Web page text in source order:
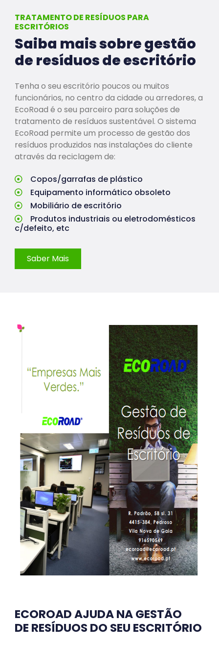
TRATAMENTO DE RESÍDUOS PARA
ESCRITÓRIOS
Saiba mais sobre gestão
de resíduos de escritório
Tenha o seu escritório poucos ou muitos
funcionários, no centro da cidade ou arredores, a
EcoRoad é o seu parceiro para soluções de
tratamento de resíduos sustentável. O sistema
EcoRoad permite um processo de gestão dos
resíduos produzidos nas instalações do cliente
através da reciclagem de:
Copos/garrafas de plástico
Equipamento informático obsoleto
Mobiliário de escritório
Produtos industriais ou eletrodomésticos
c/defeito, etc
Saber Mais
ECOROAD AJUDA NA GESTÃO
DE RESÍDUOS DO SEU ESCRITÓRIO